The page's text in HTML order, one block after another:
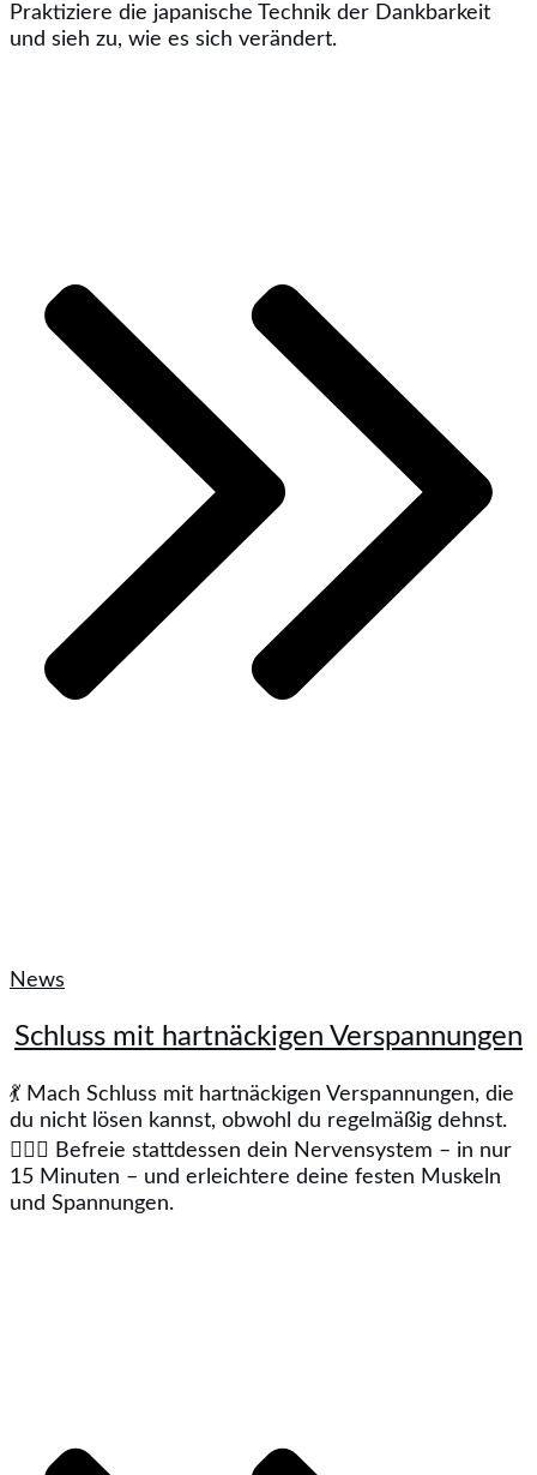
Praktiziere die japanische Technik der Dankbarkeit
und sieh zu, wie es sich verändert.
News
Schluss mit hartnäckigen Verspannungen
💃 Mach Schluss mit hartnäckigen Verspannungen, die
du nicht lösen kannst, obwohl du regelmäßig dehnst.
🤸🏻‍♂️ Befreie stattdessen dein Nervensystem – in nur
15 Minuten – und erleichtere deine festen Muskeln
und Spannungen.